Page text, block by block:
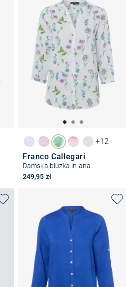
+12
Franco Callegari
Damska bluzka lniana
249,95 zł